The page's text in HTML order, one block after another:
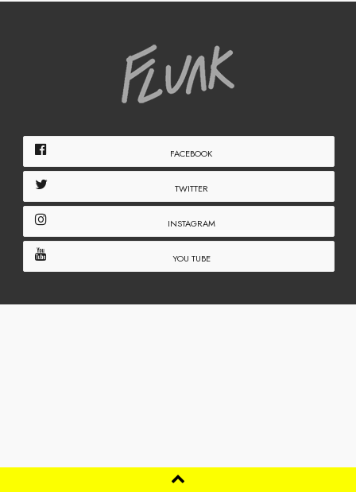
FACEBOOK
TWITTER
INSTAGRAM
YOU TUBE